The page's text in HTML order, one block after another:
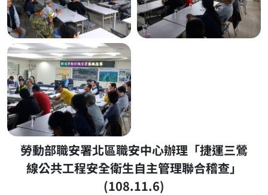
勞動部職安署北區職安中心辦理「捷運三鶯
線公共工程安全衛生自主管理聯合稽查」
(108.11.6)